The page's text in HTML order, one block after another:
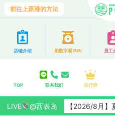
前往上原港的方法
店铺介绍 用数字看 PiPi 员工
TOP 联系我们 排行榜
LIVE @西表岛
【2026/8月】夏のピーク